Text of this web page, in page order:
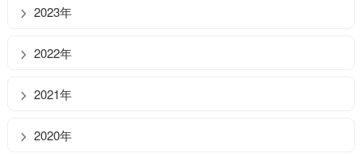
2023年
2022年
2021年
2020年